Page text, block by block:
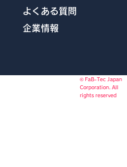
よくある質問
企業情報
© FaB-Tec Japan
Corporation. All
rights reserved